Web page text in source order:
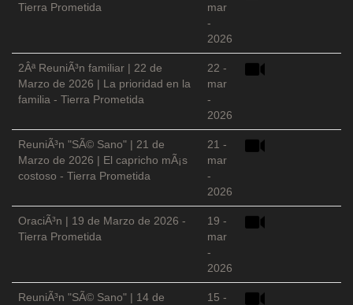
Tierra Prometida
mar
-
2026
2Âª ReuniÃ³n familiar | 22 de
Marzo de 2026 | La prioridad en la
familia - Tierra Prometida
22 -
mar
-
2026
ReuniÃ³n "SÃ© Sano" | 21 de
Marzo de 2026 | El capricho mÃ¡s
costoso - Tierra Prometida
21 -
mar
-
2026
OraciÃ³n | 19 de Marzo de 2026 -
Tierra Prometida
19 -
mar
-
2026
ReuniÃ³n "SÃ© Sano" | 14 de
15 -